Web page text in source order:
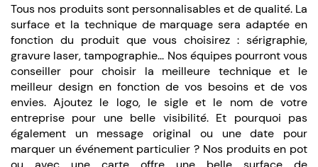
Tous nos produits sont personnalisables et de qualité. La
surface et la technique de marquage sera adaptée en
fonction du produit que vous choisirez : sérigraphie,
gravure laser, tampographie... Nos équipes pourront vous
conseiller pour choisir la meilleure technique et le
meilleur design en fonction de vos besoins et de vos
envies. Ajoutez le logo, le sigle et le nom de votre
entreprise pour une belle visibilité. Et pourquoi pas
également un message original ou une date pour
marquer un événement particulier ? Nos produits en pot